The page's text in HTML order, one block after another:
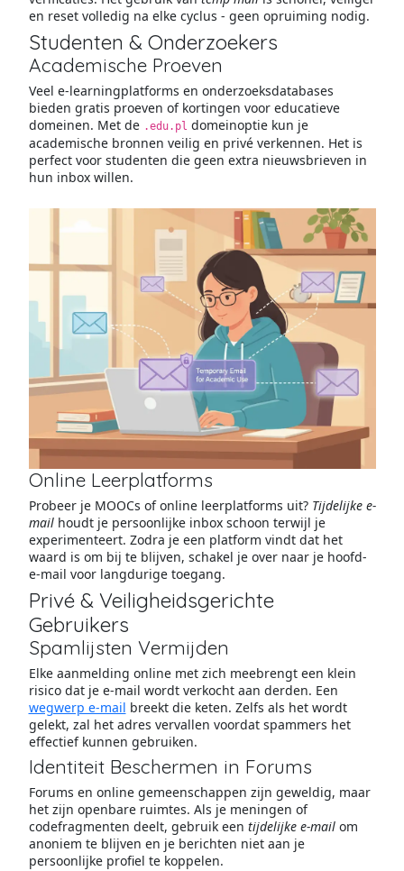
en reset volledig na elke cyclus - geen opruiming nodig.
Studenten & Onderzoekers
Academische Proeven
Veel e-learningplatforms en onderzoeksdatabases
bieden gratis proeven of kortingen voor educatieve
domeinen. Met de .edu.pl domeinoptie kun je
academische bronnen veilig en privé verkennen. Het is
perfect voor studenten die geen extra nieuwsbrieven in
hun inbox willen.
Online Leerplatforms
Probeer je MOOCs of online leerplatforms uit? Tijdelijke e-
mailhoudt je persoonlijke inbox schoon terwijl je
experimenteert. Zodra je een platform vindt dat het
waard is om bij te blijven, schakel je over naar je hoofd-
e-mail voor langdurige toegang.
Privé & Veiligheidsgerichte
Gebruikers
Spamlijsten Vermijden
Elke aanmelding online met zich meebrengt een klein
risico dat je e-mail wordt verkocht aan derden. Een
wegwerp e-mail breekt die keten. Zelfs als het wordt
gelekt, zal het adres vervallen voordat spammers het
effectief kunnen gebruiken.
Identiteit Beschermen in Forums
Forums en online gemeenschappen zijn geweldig, maar
het zijn openbare ruimtes. Als je meningen of
codefragmenten deelt, gebruik een tijdelijke e-mailom
anoniem te blijven en je berichten niet aan je
persoonlijke profiel te koppelen.